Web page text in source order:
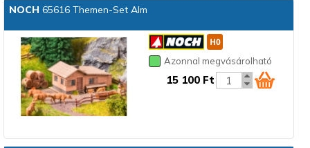
NOCH 65616 Themen-Set Alm
Azonnal megvásárolható
15 100 Ft